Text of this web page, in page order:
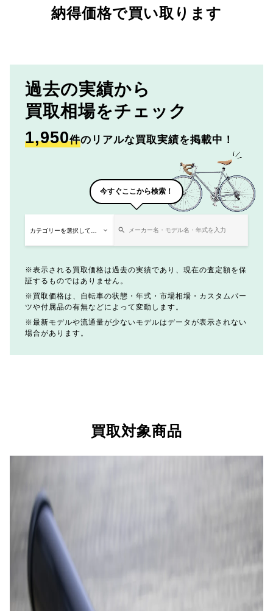
納得価格で買い取ります
過去の実績から
買取相場をチェック
1,950件のリアルな買取実績を掲載中！
今すぐここから検索！
表示される買取価格は過去の実績であり、現在の査定額を保
証するものではありません。
買取価格は、自転車の状態・年式・市場相場・カスタムパー
ツや付属品の有無などによって変動します。
最新モデルや流通量が少ないモデルはデータが表示されない
場合があります。
買取対象商品